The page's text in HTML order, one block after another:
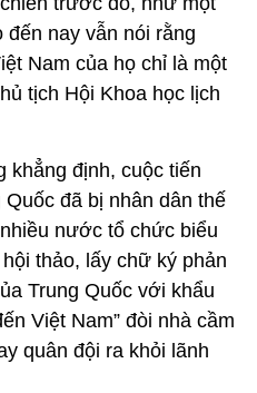
nay vẫn nói rằng
Nam của họ chỉ là một
tịch Hội Khoa học lịch
định, cuộc tiến
đã bị nhân dân thế
nước tổ chức biểu
thảo, lấy chữ ký phản
Trung Quốc với khẩu
Việt Nam” đòi nhà cầm
quân đội ra khỏi lãnh